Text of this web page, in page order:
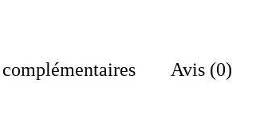
Avis (0)